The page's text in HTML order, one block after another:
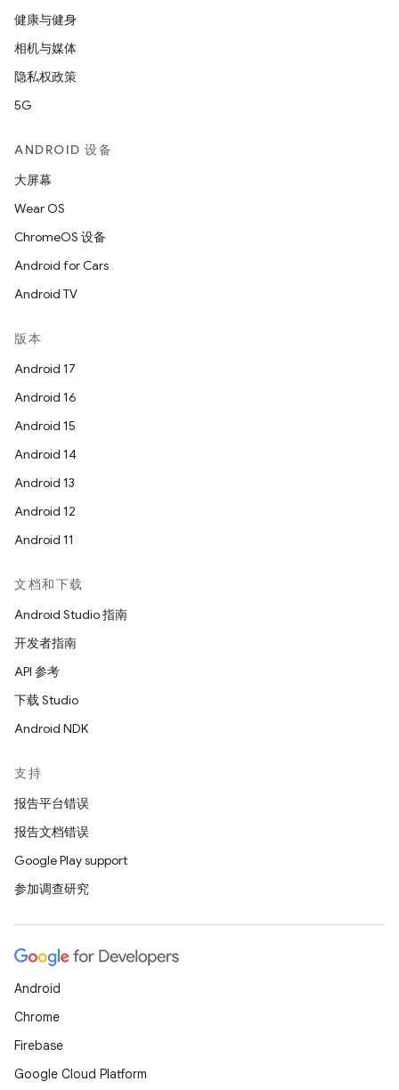
健康与健身
相机与媒体
隐私权政策
5G
ANDROID 设备
大屏幕
Wear OS
ChromeOS 设备
Android for Cars
Android TV
版本
Android 17
Android 16
Android 15
Android 14
Android 13
Android 12
Android 11
文档和下载
Android Studio 指南
开发者指南
API 参考
下载 Studio
Android NDK
支持
报告平台错误
报告文档错误
Google Play support
参加调查研究
Android
Chrome
Firebase
Google Cloud Platform